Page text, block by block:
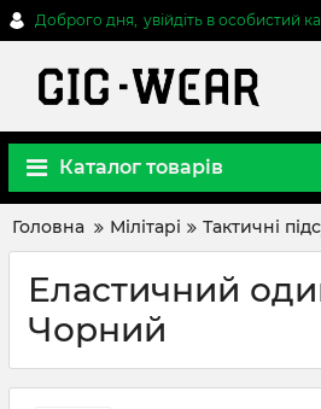
Доброго дня, увійдіть в особистий
Каталог товарів
Головна Мілітарі Тактичні
Еластичний
Чорний